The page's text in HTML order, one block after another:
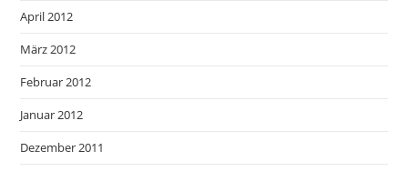
April 2012
März 2012
Februar 2012
Januar 2012
Dezember 2011